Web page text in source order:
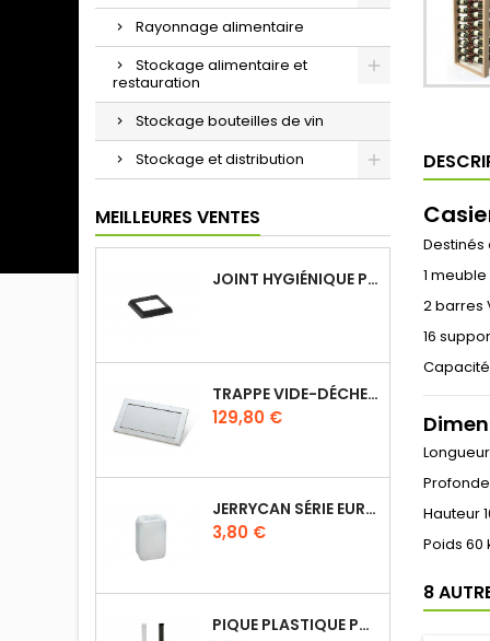
Rayonnage alimentaire
Stockage alimentaire et
restauration
Stockage bouteilles de vin
Stockage et distribution
MEILLEURES VENTES
JOINT HYGIÉNIQUE POUR ANNEAU TUBE 40 X 40 MM NOIR
TRAPPE VIDE-DÉCHETS BASCULANT ENCASTRABLE EN INOX
Prix
129,80 €
JERRYCAN SÉRIE EURO UN DIN 61
Prix
3,80 €
PIQUE PLASTIQUE POUR ÉTIQUETTES SUR LES PLATS EN VITRINE
1
2 barres
16
Hauteur
Poids 60
8